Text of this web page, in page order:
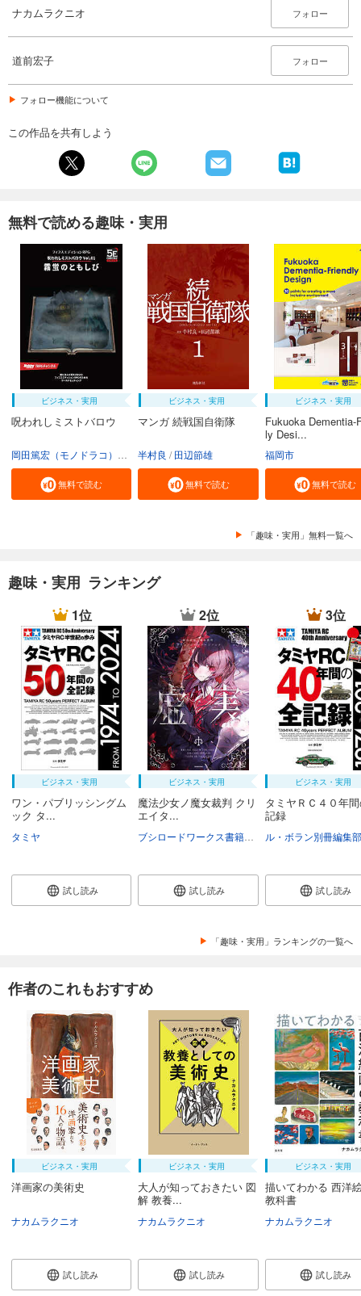
ナカムラクニオ フォロー
道前宏子 フォロー
フォロー機能について
この作品を共有しよう
無料で読める趣味・実用
ビジネス・実用
呪われしミストバロウ
宮﨑樹
無料で読む
ビジネス・実用
マンガ 続戦国自衛隊
半村良 田辺節雄
無料で読む
ビジネス・実用
Fukuoka Dementia-
ly Desi...
福岡市
無料で読む
「趣味・実用」無料一覧へ
趣味・実用 ランキング
1位
ビジネス・実用
ワン・パブリッシングム
ック タ...
タミヤ
試し読み
2位
ビジネス・実用
魔法少女ノ魔女裁判 クリ
エイタ...
試し読み
3位
ビジネス・実用
タミヤＲＣ４０年
記録
ル・ボラン別冊編集部
試し読み
「趣味・実用」ランキングの一覧へ
作者のこれもおすすめ
ビジネス・実用
洋画家の美術史
ナカムラクニオ
試し読み
ビジネス・実用
大人が知っておきたい 図
解 教養...
ナカムラクニオ
試し読み
ビジネス・実用
描いてわかる 西洋
教科書
ナカムラクニオ
試し読み